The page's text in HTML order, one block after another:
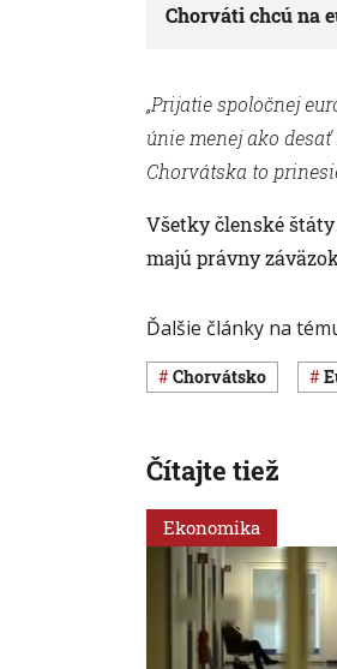
Chorváti chcú na
„Prijatie spoločnej
únie menej ako
Chorvátska to
Všetky členské
majú právny
Ďalšie články na
Chorvátsko
Čítajte tiež
Ekonomika